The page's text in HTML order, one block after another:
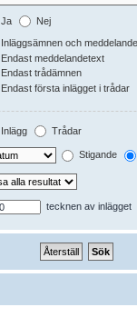
Ja Nej
Inläggsämnen och
Endast meddelandetext
Endast trådämnen
Endast första inlägget i trådar
Inlägg Trådar
Stigande
tecknen av inlägget